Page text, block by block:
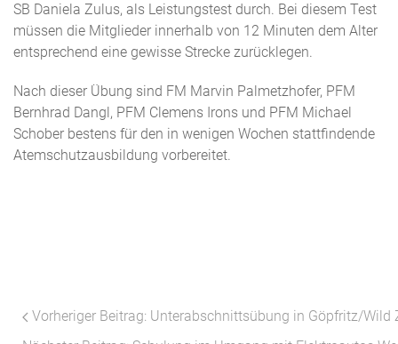
SB Daniela Zulus, als Leistungstest durch. Bei diesem Test
müssen die Mitglieder innerhalb von 12 Minuten dem Alter
entsprechend eine gewisse Strecke zurücklegen.
Nach dieser Übung sind FM Marvin Palmetzhofer, PFM
Bernhrad Dangl, PFM Clemens Irons und PFM Michael
Schober bestens für den in wenigen Wochen stattfindende
Atemschutzausbildung vorbereitet.
Vorheriger Beitrag: Unterabschnittsübung in Göpfritz/Wild